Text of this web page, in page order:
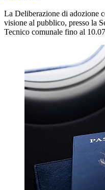
La Deliberazione di adozione
visione al pubblico, presso la
Tecnico comunale fino al